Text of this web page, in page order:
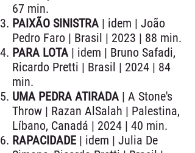
67 min.
PAIXÃO SINISTRA | idem | João
Pedro Faro | Brasil | 2023 | 88 min.
PARA LOTA | idem | Bruno Safadi,
Ricardo Pretti | Brasil | 2024 | 84
min.
UMA PEDRA ATIRADA | A Stone's
Throw | Razan AlSalah | Palestina,
Líbano, Canadá | 2024 | 40 min.
RAPACIDADE | idem | Julia De